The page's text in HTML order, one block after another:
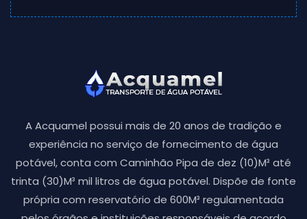
A Acquamel possui mais de 20 anos de tradição e
experiência no serviço de fornecimento de água
potável, conta com Caminhão Pipa de dez (10)M³ até
trinta (30)M³ mil litros de água potável. Dispõe de fonte
própria com reservatório de 600M³ regulamentada